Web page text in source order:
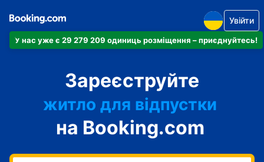
У нас уже є 29 279 209 одиниць розміщення – приєднуйтесь!
Увійти
Зареєструйте
готель
житло для відпустки
гостьовий будинок
готель типу "ліжко і
на Booking.com